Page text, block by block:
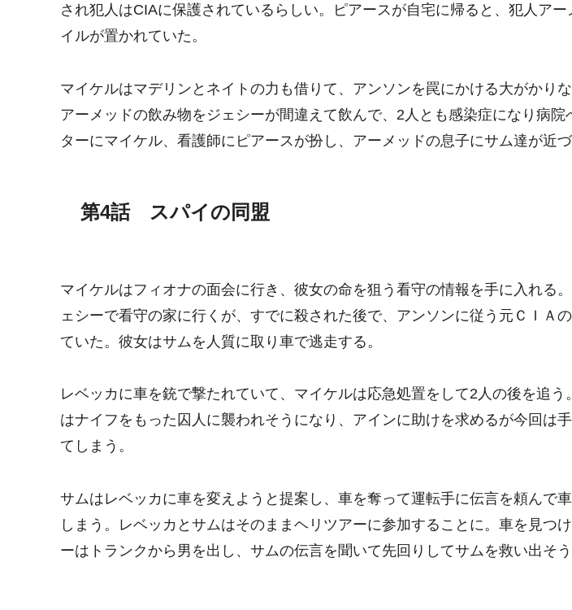
され犯人はCIAに保護されているらしい。ピアースが自宅に帰ると、犯人アー
イルが置かれていた。
マイケルはマデリンとネイトの力も借りて、アンソンを罠にかける大がかりな
アーメッドの飲み物をジェシーが間違えて飲んで、2人とも感染症になり病院
ターにマイケル、看護師にピアースが扮し、アーメッドの息子にサム達が近づ
第4話 スパイの同盟
マイケルはフィオナの面会に行き、彼女の命を狙う看守の情報を手に入れる
ェシーで看守の家に行くが、すでに殺された後で、アンソンに従う元ＣＩＡ
ていた。彼女はサムを人質に取り車で逃走する。
レベッカに車を銃で撃たれていて、マイケルは応急処置をして2人の後を追う
はナイフをもった囚人に襲われそうになり、アインに助けを求めるが今回は
てしまう。
サムはレベッカに車を変えようと提案し、車を奪って運転手に伝言を頼んで
しまう。レベッカとサムはそのままヘリツアーに参加することに。車を見つ
ーはトランクから男を出し、サムの伝言を聞いて先回りしてサムを救い出そう